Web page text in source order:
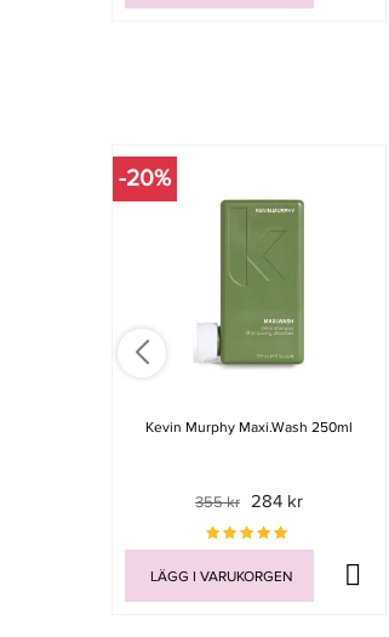
-20%
Kevin Murphy Maxi.Wash 250ml
355 kr 284 kr
LÄGG I VARUKORGEN